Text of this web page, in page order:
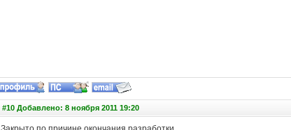
#10 Добавлено: 8 ноября 2011 19:20